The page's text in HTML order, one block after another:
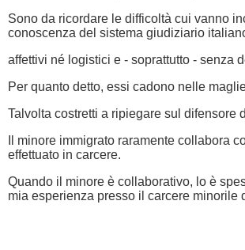
Sono da ricordare le difficoltà cui vanno
conoscenza del sistema giudiziario
affettivi né logistici e - soprattutto - senza
Per quanto detto, essi cadono nelle
Talvolta costretti a ripiegare sul difensore
Il minore immigrato raramente collabora
effettuato in carcere.
Quando il minore è collaborativo, lo è
mia esperienza presso il carcere